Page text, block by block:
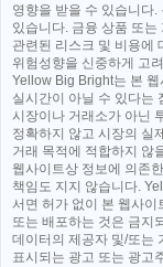
영향을 받을 수 있습니다
있습니다. 금융 상품 또
관련된 리스크 및 비용에
위험성향을 신중하게 고
Yellow Big Bright는 본
실시간이 아닐 수 있다는
시장이나 거래소가 아닌
정확하지 않고 시장의 실
거래 목적에 적합하지 않
웹사이트상 정보에 의존
책임도 지지 않습니다.
서면 허가 없이 본 웹사이
또는 배포하는 것은 금지
데이터의 제공자 및/또는
표시되는 광고 또는 광고